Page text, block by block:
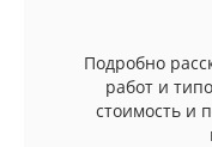
Подробно
работ и
стоимость и